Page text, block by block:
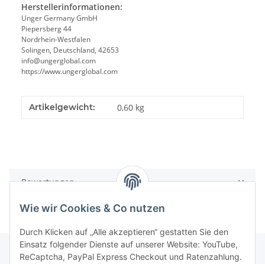
Herstellerinformationen:
Unger Germany GmbH
Piepersberg 44
Nordrhein-Westfalen
Solingen, Deutschland, 42653
info@ungerglobal.com
https://www.ungerglobal.com
Artikelgewicht: 0,60 kg
Bewertungen
Wie wir Cookies & Co nutzen
Durch Klicken auf „Alle akzeptieren“ gestatten Sie den
Einsatz folgender Dienste auf unserer Website: YouTube,
ReCaptcha, PayPal Express Checkout und Ratenzahlung.